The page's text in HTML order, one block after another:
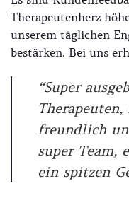
Therapeutenherz
unserem täglichen
bestärken. Bei uns
“Super
freundlich
super Team,
ein spitzen